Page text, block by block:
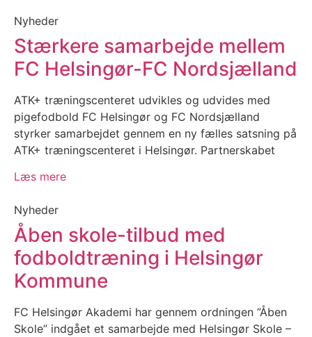
Nyheder
Stærkere samarbejde mellem
FC Helsingør-FC Nordsjælland
ATK+ træningscenteret udvikles og udvides med
pigefodbold FC Helsingør og FC Nordsjælland
styrker samarbejdet gennem en ny fælles satsning på
ATK+ træningscenteret i Helsingør. Partnerskabet
Læs mere
Nyheder
Åben skole-tilbud med
fodboldtræning i Helsingør
Kommune
FC Helsingør Akademi har gennem ordningen ”Åben
Skole” indgået et samarbejde med Helsingør Skole –